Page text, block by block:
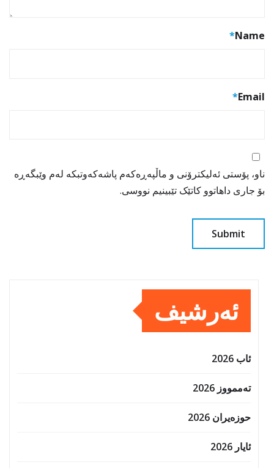
Name
*
Email
*
ناو، پۆستی ئەلیکترۆنی و ماڵپەڕەکەم پاشەکەوتبکە لەم وێبگەڕە
بۆ جاری داهاتوو کاتێک تێبینیم نووسی.
ئەرشیف
ئاب 2026
تەممووز 2026
حوزه‌یران 2026
ئایار 2026